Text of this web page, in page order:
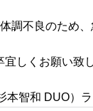
調不良のため
しくお願い致
本智和 DUO）